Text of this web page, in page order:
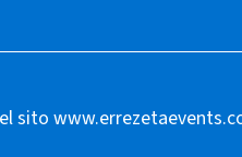
sito